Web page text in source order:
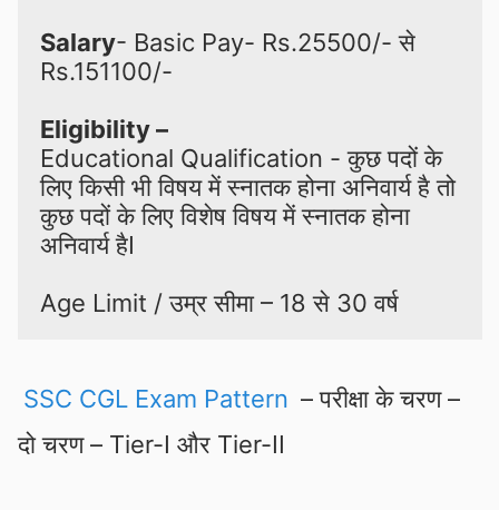
Salary- Basic Pay- Rs.25500/- से
Rs.151100/-
Eligibility –
Educational Qualification - कुछ पदों के
लिए किसी भी विषय में स्नातक होना अनिवार्य है तो
कुछ पदों के लिए विशेष विषय में स्नातक होना
अनिवार्य हैI
Age Limit / उम्र सीमा – 18 से 30 वर्ष
SSC CGL Exam Pattern – परीक्षा के चरण –
दो चरण – Tier-I और Tier-II